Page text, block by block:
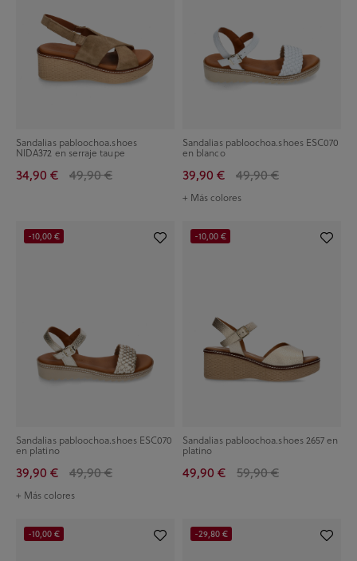
Sandalias pabloochoa.shoes
NIDA372 en serraje taupe
34,90 € 49,90 €
Sandalias pabloochoa.shoes ESC070
en blanco
39,90 € 49,90 €
+ Más colores
Sandalias pabloochoa.shoes ESC070
en platino
39,90 € 49,90 €
+ Más colores
-10,00 €
Sandalias pabloochoa.shoes 2657 en
platino
49,90 € 59,90 €
-10,00 €
-10,00 € -29,80 €